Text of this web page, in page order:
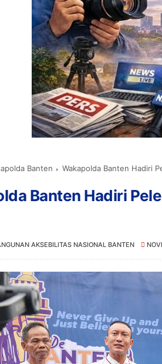
Banten Wakapolda Banten Hadiri
Banten Hadiri
AKSEBILITAS NASIONAL BANTEN